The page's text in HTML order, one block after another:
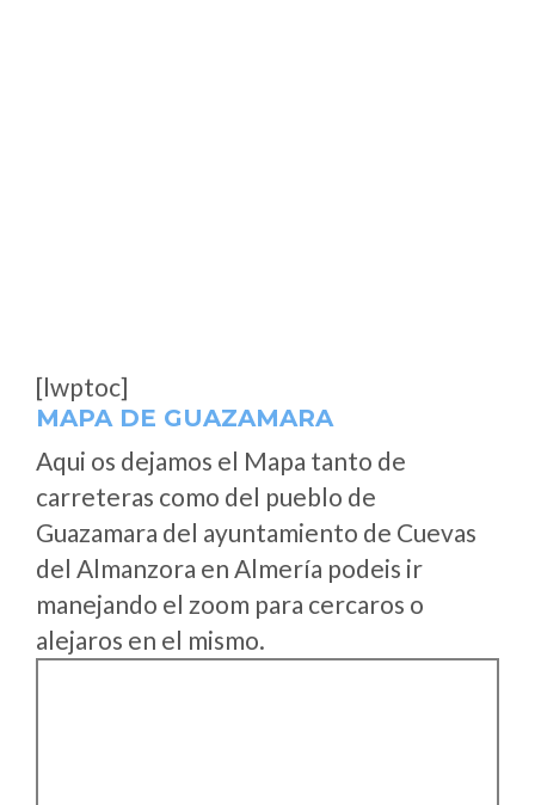
[lwptoc]
MAPA DE GUAZAMARA
Aqui os dejamos el Mapa tanto de
carreteras como del pueblo de
Guazamara del ayuntamiento de Cuevas
del Almanzora en Almería podeis ir
manejando el zoom para cercaros o
alejaros en el mismo.